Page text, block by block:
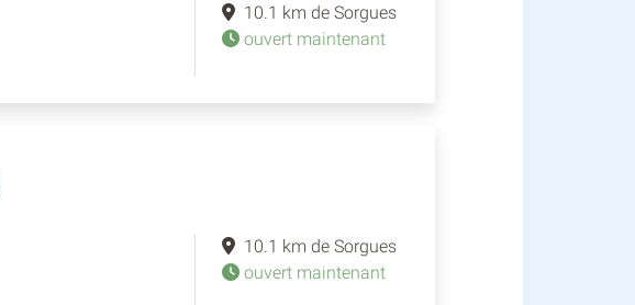
10.1 km de Sorgues
ouvert maintenant
10.1 km de Sorgues
ouvert maintenant